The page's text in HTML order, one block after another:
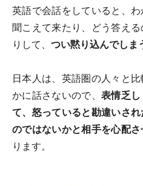
英語で会話をしていると、
聞こえて来たり、どう答え
りして、 つい黙り込んでしま
日本人は、英語圏の人々と
かに話さないので、 表情乏
て、怒っていると勘違いさ
のではないかと相手を心配
ります。